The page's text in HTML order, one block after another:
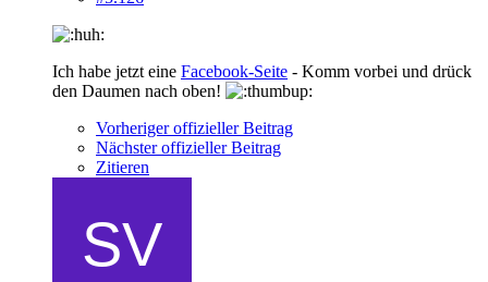
Ich habe jetzt eine Facebook-Seite - Komm vorbei und drück
den Daumen nach oben!
Vorheriger offizieller Beitrag
Nächster offizieller Beitrag
Zitieren